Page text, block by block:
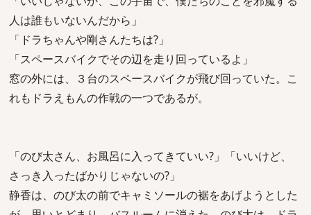
人は誰もいないんだから」
「ドラちゃんや剛さんたちは?」
「スペースバイクでその辺を走り回っているよ」
窓の外には、３台のスペースバイクが飛び回っていた。こ
れもドラえもんの作戦の一つであるが。
「のび太さん、お風呂に入ってきていい?」「いいけど、
さっき入ったばかりじゃないの?」
静香は、のび太の前でキャミソールの裾をあげようとした